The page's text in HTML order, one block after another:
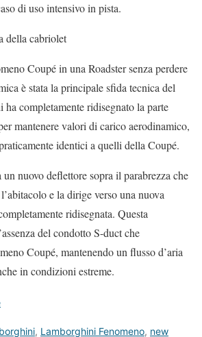
di uso intensivo in pista.
della cabriolet
Coupé in una Roadster senza perdere
è stata la principale sfida tecnica del
completamente ridisegnato la parte
mantenere valori di carico aerodinamico,
identici a quelli della Coupé.
nuovo deflettore sopra il parabrezza che
e la dirige verso una nuova
ridisegnata. Questa
del condotto S-duct che
Coupé, mantenendo un flusso d’aria
in condizioni estreme.
, Lamborghini Fenomeno, new